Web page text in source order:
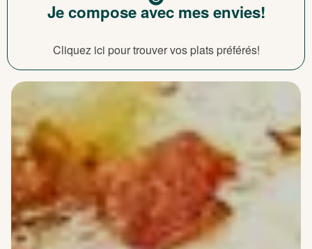
Je compose avec mes envies!
Cliquez ici pour trouver vos plats préférés!